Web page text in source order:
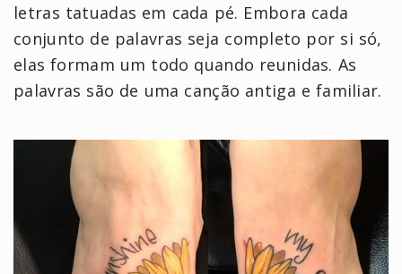
letras tatuadas em cada pé. Embora cada
conjunto de palavras seja completo por si só,
elas formam um todo quando reunidas. As
palavras são de uma canção antiga e familiar.